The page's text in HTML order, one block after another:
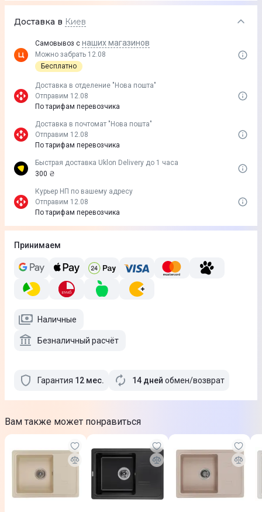
Доставка в Киев
Самовывоз с наших магазинов
Можно забрать 12.08
Бесплатно
Доставка в отделение "Нова пошта"
Отправим 12.08
По тарифам перевозчика
Доставка в почтомат "Нова пошта"
Отправим 12.08
По тарифам перевозчика
Быстрая доставка Uklon Delivery до 1 часа
300 ₴
Курьер НП по вашему адресу
Отправим 12.08
По тарифам перевозчика
Принимаем
Наличные
Безналичный расчёт
Гарантия 12 мес. 14 дней обмен/возврат
Вам также может понравиться